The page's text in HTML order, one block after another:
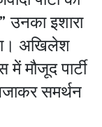
उनका इशारा
अखिलेश
मौजूद पार्टी
समर्थन